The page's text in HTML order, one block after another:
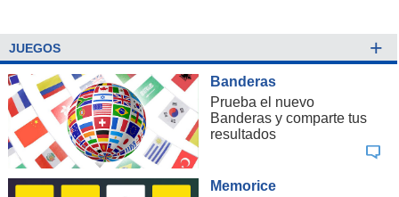
JUEGOS +
Banderas
Prueba el nuevo
Banderas y comparte tus
resultados
Memorice